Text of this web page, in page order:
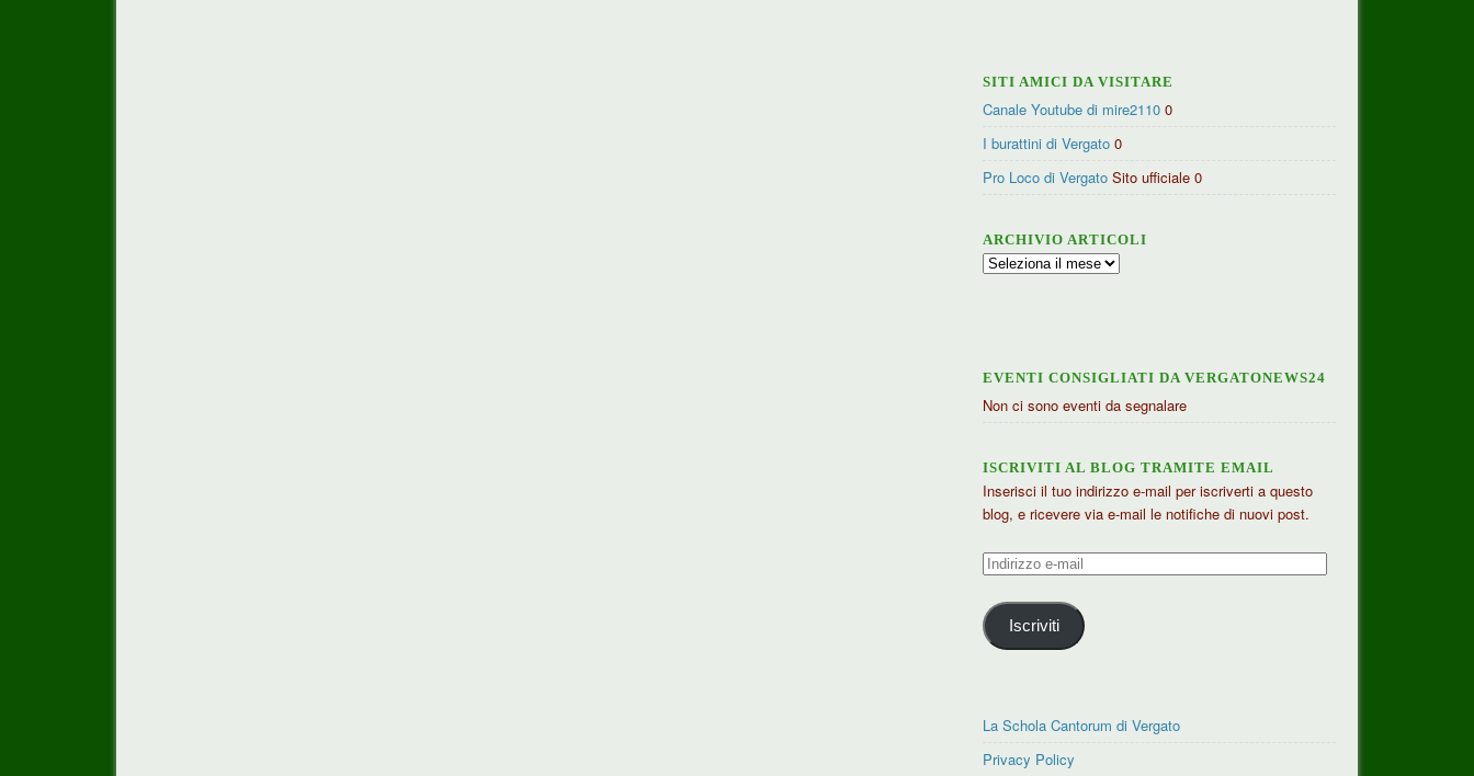
SITI AMICI DA VISITARE
Canale Youtube di mire2110 0
I burattini di Vergato 0
Pro Loco di Vergato Sito ufficiale 0
ARCHIVIO ARTICOLI
Archivio
EVENTI CONSIGLIATI DA VERGATONEWS24
Non ci sono eventi da segnalare
ISCRIVITI AL BLOG TRAMITE EMAIL
Inserisci il tuo indirizzo e-mail per iscriverti a questo
blog, e ricevere via e-mail le notifiche di nuovi post.
Indirizzo
mail
Iscriviti
La Schola Cantorum di Vergato
Privacy Policy